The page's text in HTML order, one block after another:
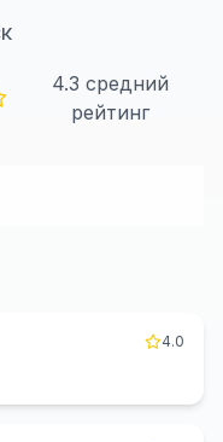
4.3 средний
рейтинг
4.0